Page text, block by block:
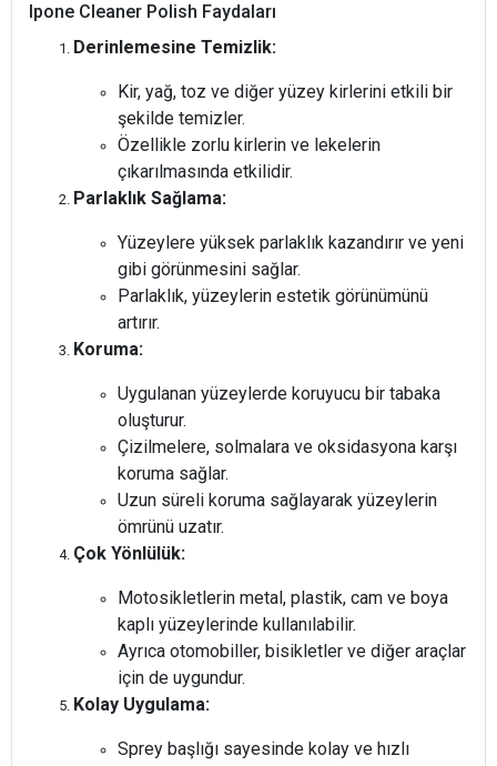
Ipone Cleaner Polish Faydaları
Derinlemesine Temizlik:
Kir, yağ, toz ve diğer yüzey kirlerini etkili bir
şekilde temizler.
Özellikle zorlu kirlerin ve lekelerin
çıkarılmasında etkilidir.
Parlaklık Sağlama:
Yüzeylere yüksek parlaklık kazandırır ve yeni
gibi görünmesini sağlar.
Parlaklık, yüzeylerin estetik görünümünü
artırır.
Koruma:
Uygulanan yüzeylerde koruyucu bir tabaka
oluşturur.
Çizilmelere, solmalara ve oksidasyona karşı
koruma sağlar.
Uzun süreli koruma sağlayarak yüzeylerin
ömrünü uzatır.
Çok Yönlülük:
Motosikletlerin metal, plastik, cam ve boya
kaplı yüzeylerinde kullanılabilir.
Ayrıca otomobiller, bisikletler ve diğer araçlar
için de uygundur.
Kolay Uygulama:
Sprey başlığı sayesinde kolay ve hızlı